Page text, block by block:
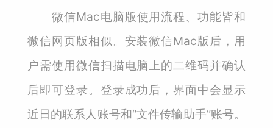
微信Mac电脑版使用流程、功能皆和
微信网页版相似。安装微信Mac版后，用
户需使用微信扫描电脑上的二维码并确认
后即可登录。登录成功后，界面中会显示
近日的联系人账号和“文件传输助手”账号。